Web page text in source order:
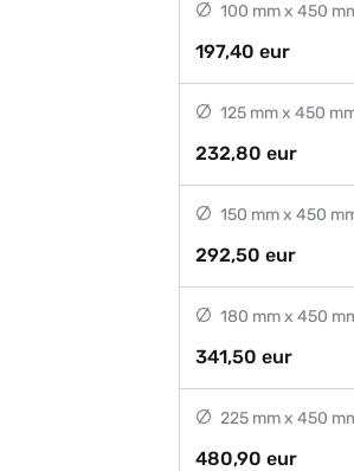
100 mm x 450
197,40 eur
125 mm x 450
232,80 eur
150 mm x 450
292,50 eur
180 mm x 450
341,50 eur
225 mm x 450
480,90 eur